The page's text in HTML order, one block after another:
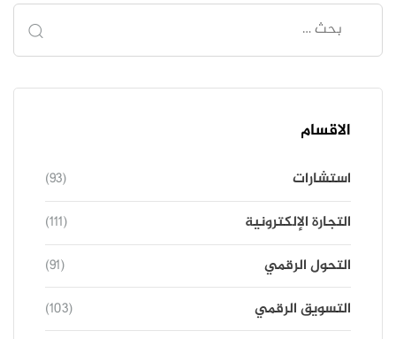
الاقسام
استشارات
(93)
التجارة الإلكترونية
(111)
التحول الرقمي
(91)
التسويق الرقمي
(103)